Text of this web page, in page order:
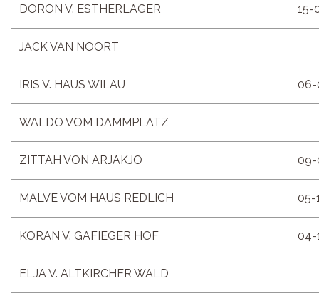
DORON V. ESTHERLAGER 15-
JACK VAN NOORT
IRIS V. HAUS WILAU 06-
WALDO VOM DAMMPLATZ
ZITTAH VON ARJAKJO 09-
MALVE VOM HAUS REDLICH 05-
KORAN V. GAFIEGER HOF 04-
ELJA V. ALTKIRCHER WALD